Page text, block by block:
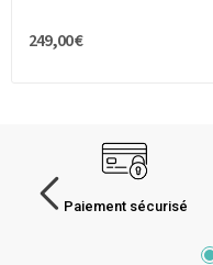
249,00 €
Paiement sécurisé